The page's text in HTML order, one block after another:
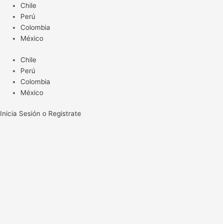
contenido
Chile
Perú
Colombia
México
Chile
Perú
Colombia
México
Inicia Sesión o Registrate